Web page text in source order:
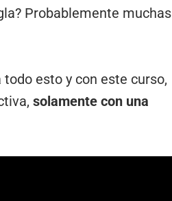
Probablemente muchas
esto y con este curso,
solamente con una